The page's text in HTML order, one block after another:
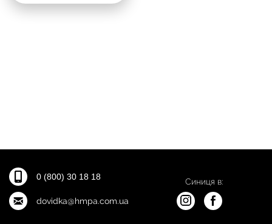
0 (800) 30 18 18
dovidka@hmpa.com.ua
Синиця в: